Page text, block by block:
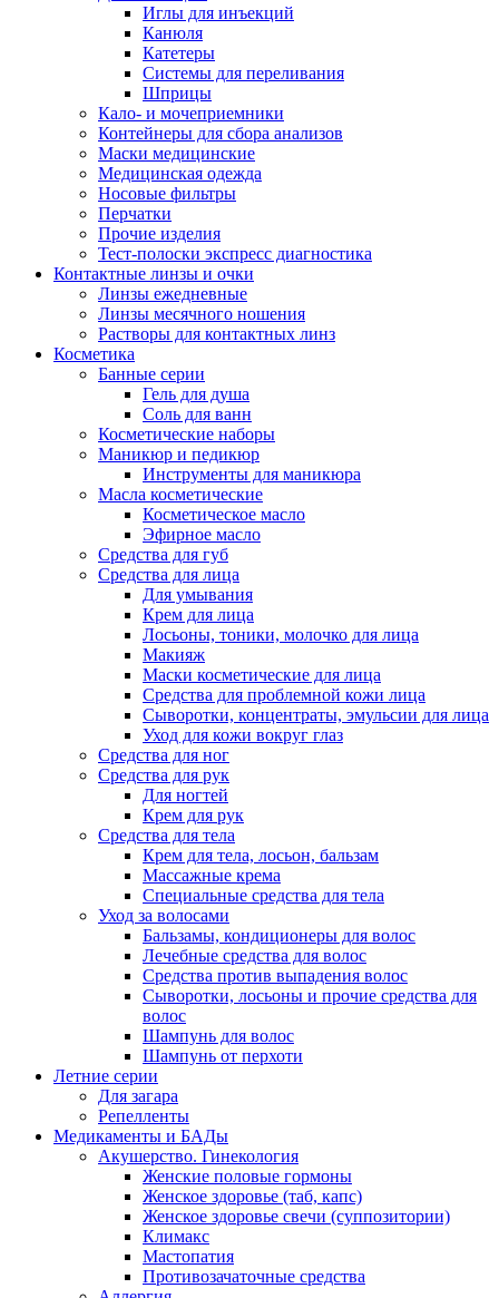
Иглы для инъекций
Канюля
Катетеры
Системы для переливания
Шприцы
Кало- и мочеприемники
Контейнеры для сбора анализов
Маски медицинские
Медицинская одежда
Носовые фильтры
Перчатки
Прочие изделия
Тест-полоски экспресс диагностика
Контактные линзы и очки
Линзы ежедневные
Линзы месячного ношения
Растворы для контактных линз
Косметика
Банные серии
Гель для душа
Соль для ванн
Косметические наборы
Маникюр и педикюр
Инструменты для маникюра
Масла косметические
Косметическое масло
Эфирное масло
Средства для губ
Средства для лица
Для умывания
Крем для лица
Лосьоны, тоники, молочко для лица
Макияж
Маски косметические для лица
Средства для проблемной кожи лица
Сыворотки, концентраты, эмульсии для лица
Уход для кожи вокруг глаз
Средства для ног
Средства для рук
Для ногтей
Крем для рук
Средства для тела
Крем для тела, лосьон, бальзам
Массажные крема
Специальные средства для тела
Уход за волосами
Бальзамы, кондиционеры для волос
Лечебные средства для волос
Средства против выпадения волос
Сыворотки, лосьоны и прочие средства для
волос
Шампунь для волос
Шампунь от перхоти
Летние серии
Для загара
Репелленты
Медикаменты и БАДы
Акушерство. Гинекология
Женские половые гормоны
Женское здоровье (таб, капс)
Женское здоровье свечи (суппозитории)
Климакс
Мастопатия
Противозачаточные средства